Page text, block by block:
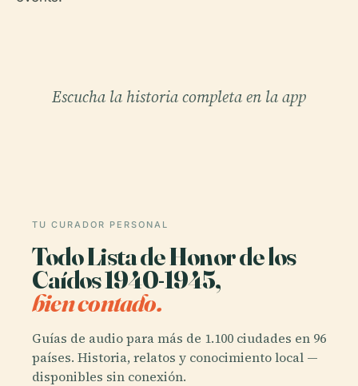
Escucha la historia completa en la app
TU CURADOR PERSONAL
Todo Lista de Honor de los
Caídos 1940-1945,
bien contado.
Guías de audio para más de 1.100 ciudades en 96
países. Historia, relatos y conocimiento local —
disponibles sin conexión.